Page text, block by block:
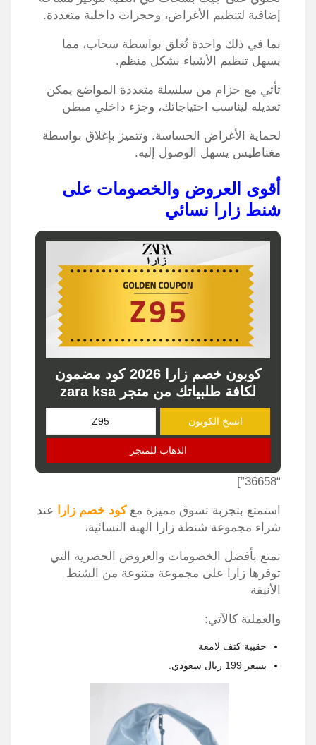
إضافية لتنظيم الأغراض، وحجرات داخلية متعددة.
بما في ذلك واحدة تُغلق بواسطة سحاب، مما
يسهل تنظيم الأشياء بشكل منظم.
تأتي مع حزام من سلسلة متعددة المواضع يمكن
تعديله ليناسب احتياجاتك، وجزء داخلي مبطن
لحماية الأغراض الحساسة. وتتميز بإغلاق بواسطة
مغناطيس يسهل الوصول إليه.
أقوى العروض والخصومات على
شنط زارا نسائي
كوبون خصم زارا 2026 كود مضمون
لكافة طلبياتك من متجر zara ksa
انسخ الكوبون
الذهاب للمتجر
“36658”]
استمتع بتجربة تسوق مميزة معكود خصم زارا
عند
شراء مجموعة شنطة زارا الهبة النسائية،
تمتع بأفضل الخصومات والعروض الحصرية التي
توفرها زارا على مجموعة متنوعة من الشنط
الأنيقة
والعملية كالآتي:
حقيبة كتف لامعة
بسعر 199 ريال سعودي.